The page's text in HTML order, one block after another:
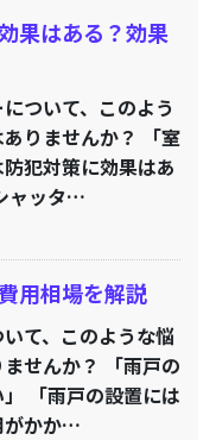
果はある？効果
ついて、このよう
りませんか？ 「室
犯対策に効果はあ
ャッタ…
用相場を解説
て、このような悩
せんか？ 「雨戸の
「雨戸の設置には
がかか…